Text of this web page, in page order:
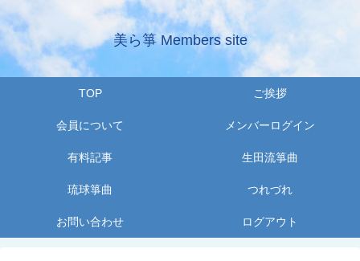
美ら箏 Members site
TOP ご挨拶
会員について メンバーログイン
有料記事 生田流箏曲
琉球箏曲 つれづれ
お問い合わせ ログアウト